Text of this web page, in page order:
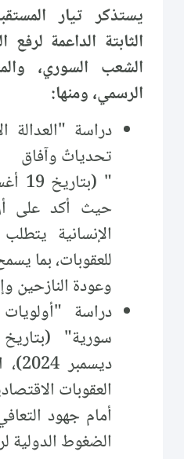
يستذكر تيار
الثابتة الداعمة
الشعب السوري،
الرسمي، ومنها:
دراسة "العدالة
تحدياتٌ وآفاق
حيث أكد على
الإنسانية
للعقوبات، بما
وعودة النازحين
دراسة
العقوبات
أمام جهود
الضغوط الدولية